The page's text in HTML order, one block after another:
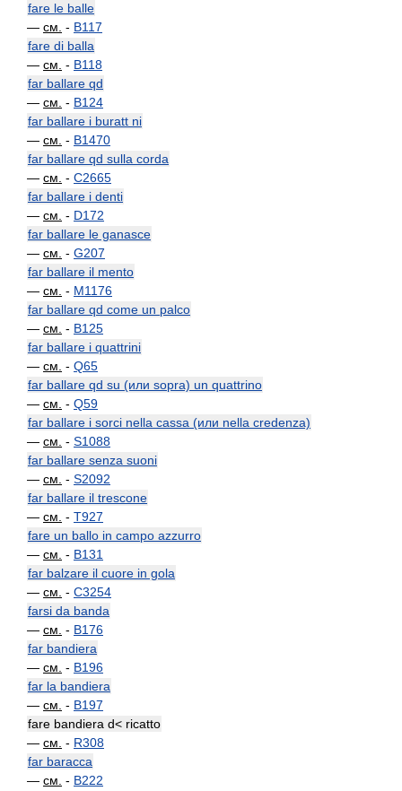
fare le balle
— см. - B117
fare di balla
— см. - B118
far ballare qd
— см. - B124
far ballare i buratt ni
— см. - B1470
far ballare qd sulla corda
— см. - C2665
far ballare i denti
— см. - D172
far ballare le ganasce
— см. - G207
far ballare il mento
— см. - M1176
far ballare qd come un palco
— см. - B125
far ballare i quattrini
— см. - Q65
far ballare qd su (или sopra) un quattrino
— см. - Q59
far ballare i sorci nella cassa (или nella credenza)
— см. - S1088
far ballare senza suoni
— см. - S2092
far ballare il trescone
— см. - T927
fare un ballo in campo azzurro
— см. - B131
far balzare il cuore in gola
— см. - C3254
farsi da banda
— см. - B176
far bandiera
— см. - B196
far la bandiera
— см. - B197
fare bandiera d< ricatto
— см. - R308
far baracca
— см. - B222